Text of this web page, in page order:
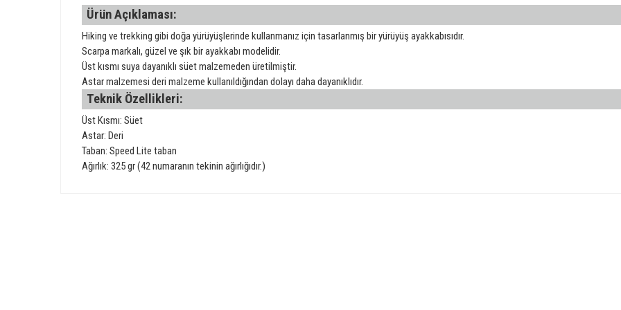
Ürün Açıklaması:
Hiking ve trekking gibi doğa yürüyüşlerinde kullanmanız için tasarlanmış bir yürüyüş ayakkabısıdır.
Scarpa markalı, güzel ve şık bir ayakkabı modelidir.
Üst kısmı suya dayanıklı süet malzemeden üretilmiştir.
Astar malzemesi deri malzeme kullanıldığından dolayı daha dayanıklıdır.
Teknik Özellikleri:
Üst Kısmı: Süet
Astar: Deri
Taban: Speed Lite taban
Ağırlık: 325 gr (42 numaranın tekinin ağırlığıdır.)